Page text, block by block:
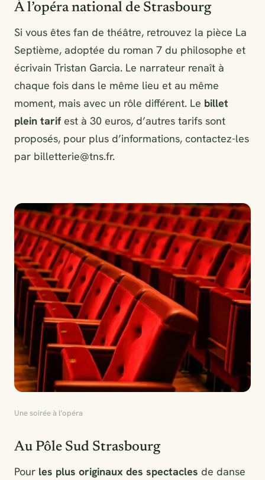
À l’opéra national de Strasbourg
Si vous êtes fan de théâtre, retrouvez la pièce La
Septième, adoptée du roman 7 du philosophe et
écrivain Tristan Garcia. Le narrateur renaît à
chaque fois dans le même lieu et au même
moment, mais avec un rôle différent. Le billet
plein tarif est à 30 euros, d’autres tarifs sont
proposés, pour plus d’informations, contactez-les
par billetterie@tns.fr.
Une soirée à l’opéra
Au Pôle Sud Strasbourg
Pour les plus originaux des spectacles de danse